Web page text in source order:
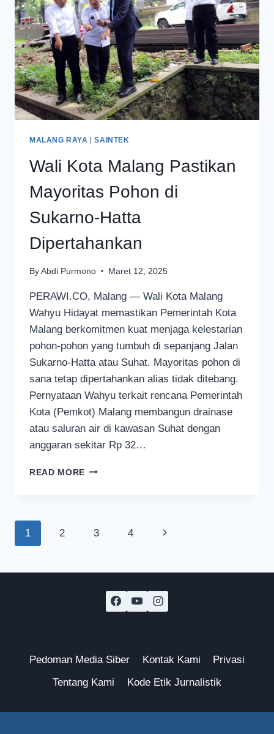
CUKUP
MALANG RAYA |SAINTEK
Wali Kota Malang Pastikan
Mayoritas Pohon di
Sukarno-Hatta
Dipertahankan
By Abdi Purmono Maret 12, 2025
PERAWI.CO, Malang — Wali Kota Malang
Wahyu Hidayat memastikan Pemerintah Kota
Malang berkomitmen kuat menjaga kelestarian
pohon-pohon yang tumbuh di sepanjang Jalan
Sukarno-Hatta atau Suhat. Mayoritas pohon di
sana tetap dipertahankan alias tidak ditebang.
Pernyataan Wahyu terkait rencana Pemerintah
Kota (Pemkot) Malang membangun drainase
atau saluran air di kawasan Suhat dengan
anggaran sekitar Rp 32…
READ MORE WALI
POHON
HATTA
Page
1 2 3 4
Next
Pedoman Media Siber Kontak Kami
Privasi
Tentang Kami
Kode Etik Jurnalistik